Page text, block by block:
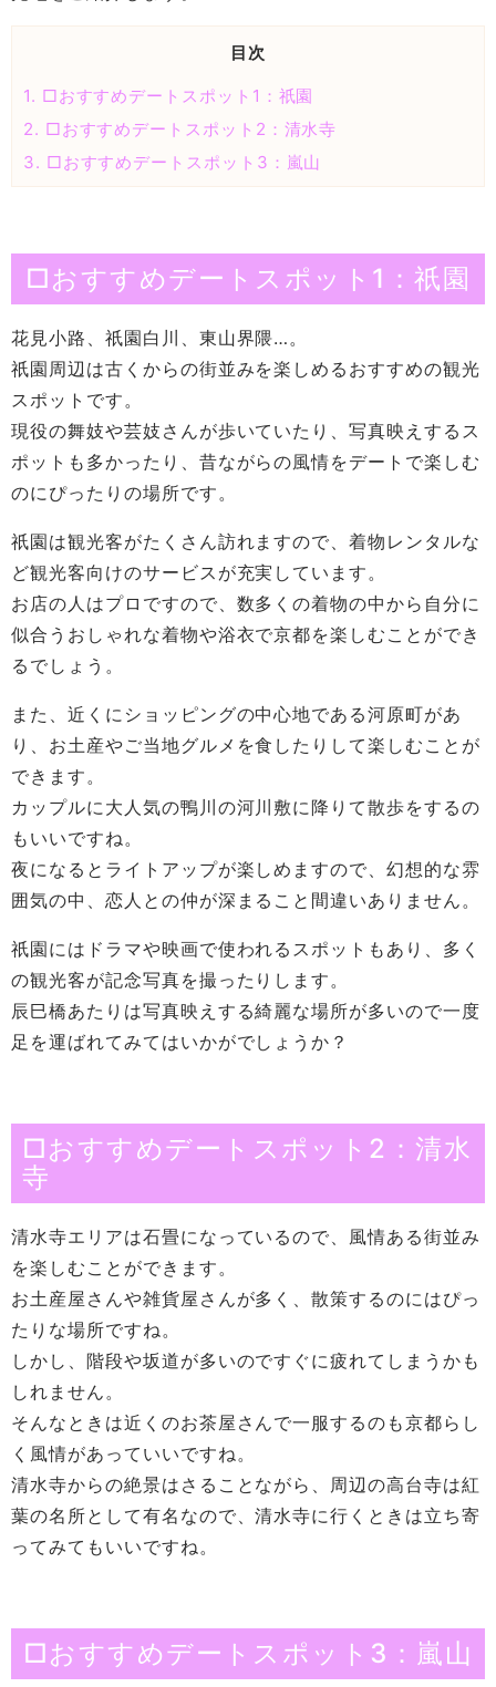
目次
1. □おすすめデートスポット1：祇園
2. □おすすめデートスポット2：清水寺
3. □おすすめデートスポット3：嵐山
□おすすめデートスポット1：祇園
花見小路、祇園白川、東山界隈…。
祇園周辺は古くからの街並みを楽しめるおすすめの観光
スポットです。
現役の舞妓や芸妓さんが歩いていたり、写真映えするス
ポットも多かったり、昔ながらの風情をデートで楽しむ
のにぴったりの場所です。
祇園は観光客がたくさん訪れますので、着物レンタルな
ど観光客向けのサービスが充実しています。
お店の人はプロですので、数多くの着物の中から自分に
似合うおしゃれな着物や浴衣で京都を楽しむことができ
るでしょう。
また、近くにショッピングの中心地である河原町があ
り、お土産やご当地グルメを食したりして楽しむことが
できます。
カップルに大人気の鴨川の河川敷に降りて散歩をするの
もいいですね。
夜になるとライトアップが楽しめますので、幻想的な雰
囲気の中、恋人との仲が深まること間違いありません。
祇園にはドラマや映画で使われるスポットもあり、多く
の観光客が記念写真を撮ったりします。
辰巳橋あたりは写真映えする綺麗な場所が多いので一度
足を運ばれてみてはいかがでしょうか？
□おすすめデートスポット2：清水
寺
清水寺エリアは石畳になっているので、風情ある街並み
を楽しむことができます。
お土産屋さんや雑貨屋さんが多く、散策するのにはぴっ
たりな場所ですね。
しかし、階段や坂道が多いのですぐに疲れてしまうかも
しれません。
そんなときは近くのお茶屋さんで一服するのも京都らし
く風情があっていいですね。
清水寺からの絶景はさることながら、周辺の高台寺は紅
葉の名所として有名なので、清水寺に行くときは立ち寄
ってみてもいいですね。
□おすすめデートスポット3：嵐山